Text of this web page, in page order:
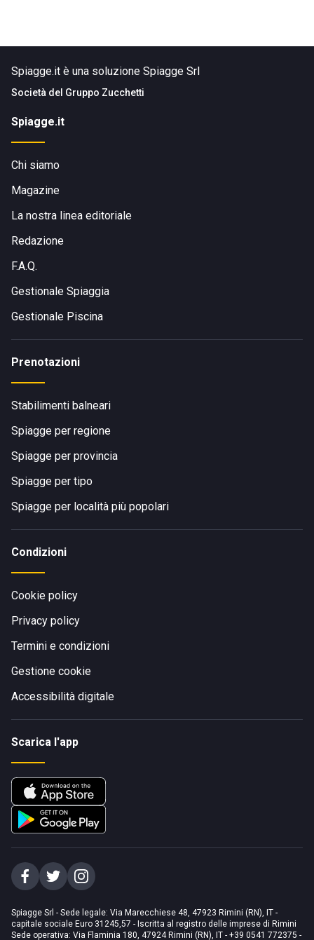
Spiagge.it è una soluzione Spiagge Srl
Società del Gruppo Zucchetti
Spiagge.it
Chi siamo
Magazine
La nostra linea editoriale
Redazione
F.A.Q.
Gestionale Spiaggia
Gestionale Piscina
Prenotazioni
Stabilimenti balneari
Spiagge per regione
Spiagge per provincia
Spiagge per tipo
Spiagge per località più popolari
Condizioni
Cookie policy
Privacy policy
Termini e condizioni
Gestione cookie
Accessibilità digitale
Scarica l'app
Spiagge Srl - Sede legale: Via Marecchiese 48, 47923 Rimini (RN), IT -
capitale sociale Euro 31245,57 - Iscritta al registro delle imprese di Rimini
Sede operativa: Via Flaminia 180, 47924 Rimini (RN), IT - +39 0541 772375 -